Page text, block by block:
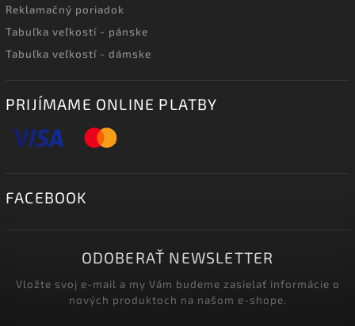
Reklamačný poriadok
Tabuľka veľkostí - pánske
Tabuľka veľkostí - dámske
PRIJÍMAME ONLINE PLATBY
FACEBOOK
ODOBERAŤ NEWSLETTER
Vložte svoj e-mail a my Vám budeme zasielať informácie o
nových produktoch na našom e-shope.